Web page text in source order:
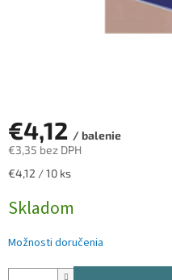
€4,12 / balenie
€3,35 bez DPH
Jednotková
€4,12 / 10 ks
Skladom
Možnosti doručenia